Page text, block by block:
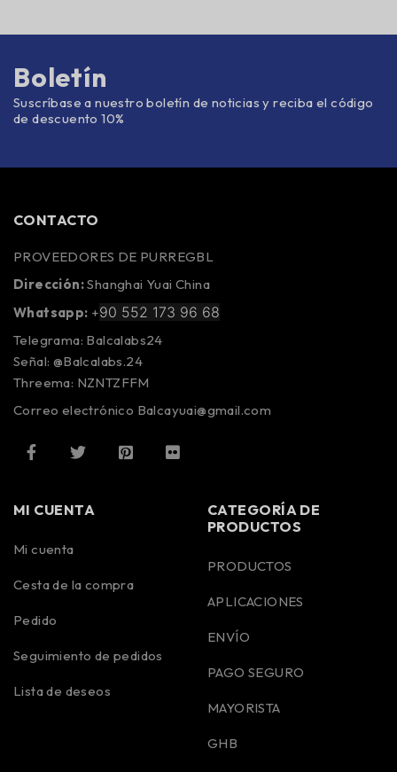
Boletín
Suscríbase a nuestro boletín de noticias y reciba el código
de descuento 10%
CONTACTO
PROVEEDORES DE PURREGBL
Dirección:Shanghai Yuai China
Whatsapp: +90 552 173 96 68
Telegrama: Balcalabs24
Señal: @Balcalabs.24
Threema: NZNTZFFM
Correo electrónico Balcayuai@gmail.com
MI CUENTA
Mi cuenta
Cesta de la compra
Pedido
Seguimiento de pedidos
Lista de deseos
CATEGORÍA DE
PRODUCTOS
PRODUCTOS
APLICACIONES
ENVÍO
PAGO SEGURO
MAYORISTA
GHB